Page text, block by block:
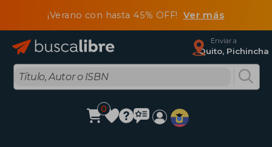
¡Verano con hasta 45% OFF! Ver más
Enviar a
Quito, Pichincha
0